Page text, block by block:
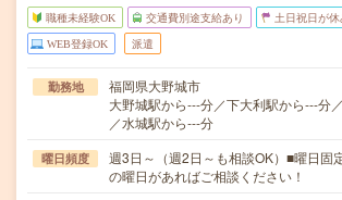
職種未経験OK 交通費別途支給あり 土日祝日が休
WEB登録OK 派遣
勤務地
福岡県大野城市
大野城駅から---分／下大利駅から---分
／水城駅から---分
曜日頻度
週3日～（週2日～も相談OK）■曜日固
の曜日があればご相談ください！